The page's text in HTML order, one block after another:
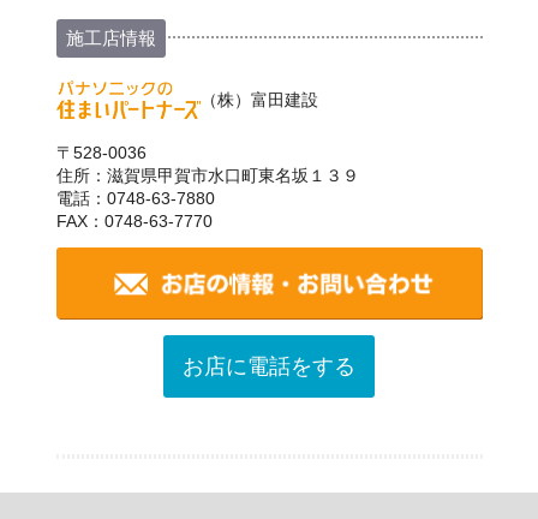
施工店情報
（株）富田建設
〒528-0036
住所：滋賀県甲賀市水口町東名坂１３９
電話：0748-63-7880
FAX：0748-63-7770
お店に電話をする